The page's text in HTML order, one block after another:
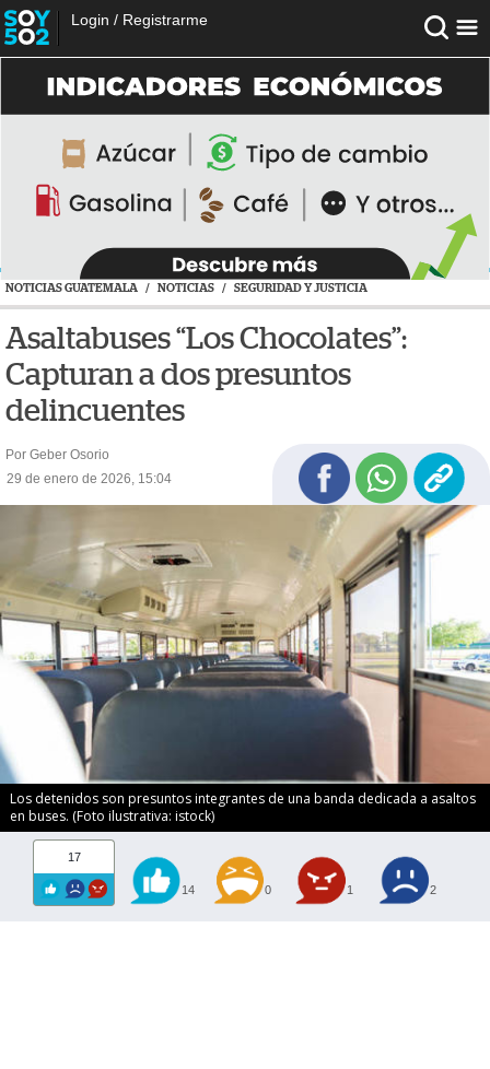
Login / Registrarme
NOTICIAS GUATEMALA / NOTICIAS / SEGURIDAD Y JUSTICIA
Asaltabuses “Los Chocolates”:
Capturan a dos presuntos
delincuentes
Por Geber Osorio
29 de enero de 2026, 15:04
Los detenidos son presuntos integrantes de una banda dedicada a asaltos
en buses. (Foto ilustrativa: istock)
17
14 0 1 2